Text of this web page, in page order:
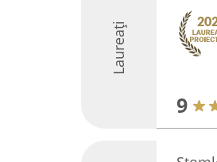
Laureați
9